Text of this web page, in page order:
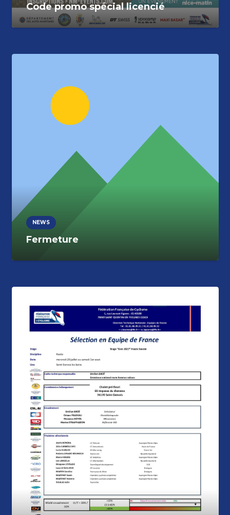
Code promo spécial licencié
NEWS
Fermeture